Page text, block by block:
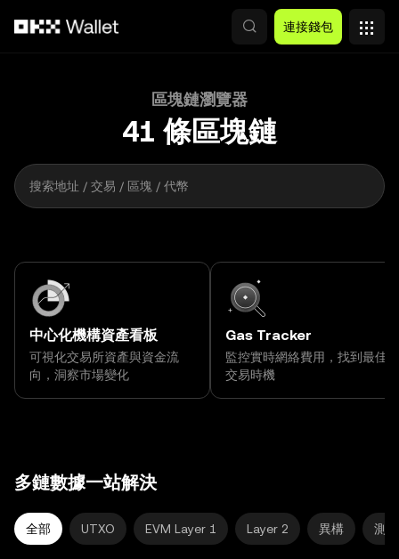
連接錢包
區塊鏈瀏覽器
41 條區塊鏈
2,000
搜索地址 / 交易 / 區塊 / 代幣
中心化機構資產看板
可視化交易所資產與資金流
向，洞察市場變化
Gas Tracker
監控實時網絡費用，找到最佳
交易時機
多鏈數據一站解決
全部 UTXO EVM Layer 1 Layer 2 異構 測